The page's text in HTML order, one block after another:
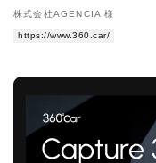
株式会社AGENCIA 様
https://www.360.car/